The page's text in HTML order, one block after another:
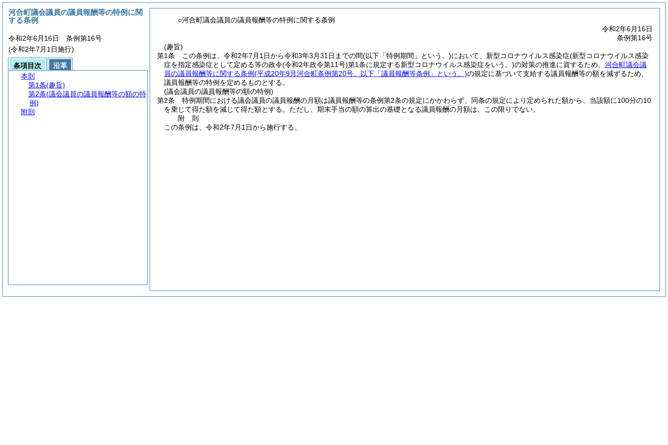
○河合町議会議員の議員報酬等の特例に関する条例
令和2年6月16日
条例第16号
(趣旨)
第1条
この条例は、令和2年7月1日から令和3年3月31日までの間(以下「特例期間」という。)において、新型コロナウイルス感染症(新型コロナウイルス感染
症を指定感染症として定める等の政令(令和2年政令第11号)第1条に規定する新型コロナウイルス感染症をいう。)の対策の推進に資するため、 河合町議会議
員の議員報酬等に関する条例(平成20年9月河合町条例第20号。以下「議員報酬等条例」という。)の規定に基づいて支給する議員報酬等の額を減ずるため、
議員報酬等の特例を定めるものとする。
(議会議員の議員報酬等の額の特例)
第2条
特例期間における議会議員の議員報酬の月額は議員報酬等の条例第2条の規定にかかわらず、同条の規定により定められた額から、当該額に100分の10
を乗じて得た額を減じて得た額とする。 ただし、期末手当の額の算出の基礎となる議員報酬の月額は、この限りでない。
附 則
この条例は、令和2年7月1日から施行する。
河合町議会議員の議員報酬等の特例に関
する条例
令和2年6月16日 条例第16号
(令和2年7月1日施行)
条項目次
沿革
本則
第1条(趣旨)
第2条(議会議員の議員報酬等の額の特
例)
附則